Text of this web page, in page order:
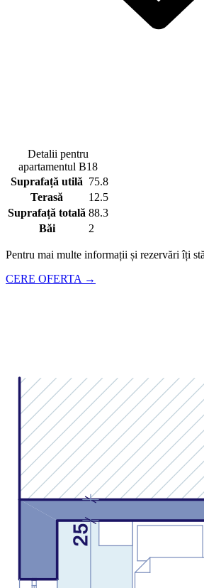
Detalii pentru
apartamentul B18
Suprafață utilă 75.8
Terasă
12.5
Suprafață totală 88.3
Băi
2
Pentru mai multe informații și rezervări îți
CERE OFERTA →